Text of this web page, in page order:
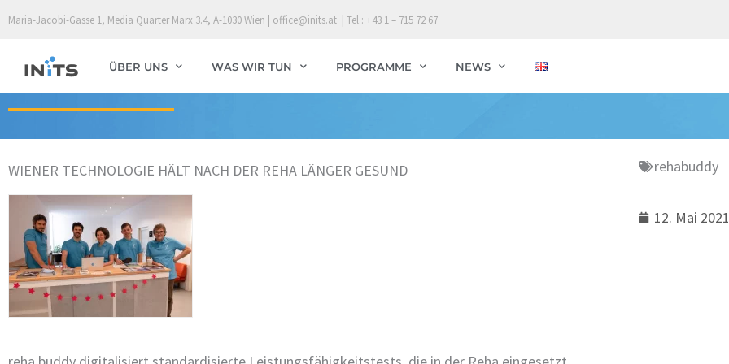
content
Maria-Jacobi-Gasse 1, Media Quarter Marx 3.4, A-1030 Wien | office@inits.at | Tel.: +43 1 – 715 72 67
ÜBER UNS WAS WIR TUN PROGRAMME NEWS
WIENER TECHNOLOGIE HÄLT NACH DER REHA LÄNGER GESUND rehabuddy
12. Mai 2021